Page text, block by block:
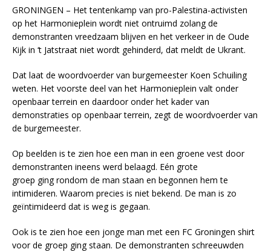
GRONINGEN – Het tentenkamp van pro-Palestina-activisten
op het Harmonieplein wordt niet ontruimd zolang de
demonstranten vreedzaam blijven en het verkeer in de Oude
Kijk in ‘t Jatstraat niet wordt gehinderd, dat meldt de Ukrant.
Dat laat de woordvoerder van burgemeester Koen Schuiling
weten. Het voorste deel van het Harmonieplein valt onder
openbaar terrein en daardoor onder het kader van
demonstraties op openbaar terrein, zegt de woordvoerder van
de burgemeester.
Op beelden is te zien hoe een man in een groene vest door
demonstranten ineens werd belaagd. Eén grote
groep ging rondom de man staan en begonnen hem te
intimideren. Waarom precies is niet bekend. De man is zo
geïntimideerd dat is weg is gegaan.
Ook is te zien hoe een jonge man met een FC Groningen shirt
voor de groep ging staan. De demonstranten schreeuwden